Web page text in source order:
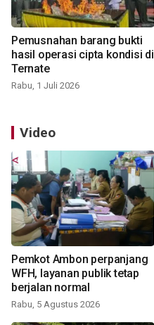
Pemusnahan barang bukti
hasil operasi cipta kondisi di
Ternate
Rabu, 1 Juli 2026
Video
Pemkot Ambon perpanjang
WFH, layanan publik tetap
berjalan normal
Rabu, 5 Agustus 2026